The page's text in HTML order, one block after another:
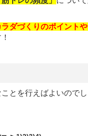
ラダづくりのポイント
とを行えばよいのでし